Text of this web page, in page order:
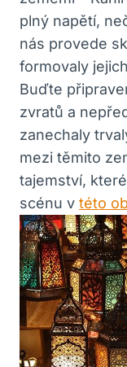
plný ⁢napětí,
⁤nás provede
formovaly
Buďte
zvratů a
zanechaly
mezi těmito
tajemství,
scénu v této